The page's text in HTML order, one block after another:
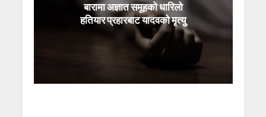
बारामा अज्ञात समूहको धारिलो
हतियार प्रहारबाट यादवको मृत्यु